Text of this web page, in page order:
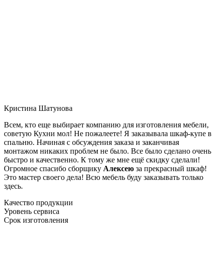
Кристина Шатунова
Всем, кто еще выбирает компанию для изготовления мебели,
советую Кухни мол! Не пожалеете! Я заказывала шкаф-купе в
спальню. Начиная с обсуждения заказа и заканчивая
монтажом никаких проблем не было. Все было сделано очень
быстро и качественно. К тому же мне ещё скидку сделали!
Огромное спасибо сборщику Алексею за прекрасный шкаф!
Это мастер своего дела! Всю мебель буду заказывать только
здесь.
Качество продукции
Уровень сервиса
Срок изготовления